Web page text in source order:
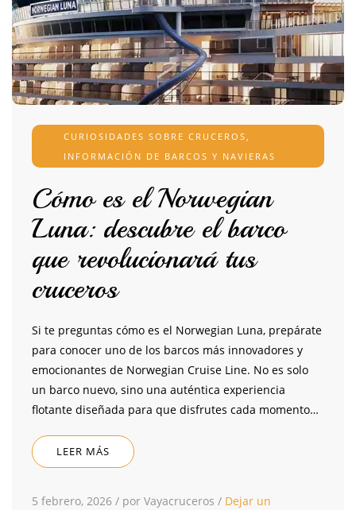
CURIOSIDADES SOBRE CRUCEROS,
INFORMACIÓN DE BARCOS Y NAVIERAS
Cómo es el Norwegian
Luna: descubre el barco
que revolucionará tus
cruceros
Si te preguntas cómo es el Norwegian Luna, prepárate
para conocer uno de los barcos más innovadores y
emocionantes de Norwegian Cruise Line. No es solo
un barco nuevo, sino una auténtica experiencia
flotante diseñada para que disfrutes cada momento…
LEER MÁS
5 febrero, 2026 / por Vayacruceros / Dejar un